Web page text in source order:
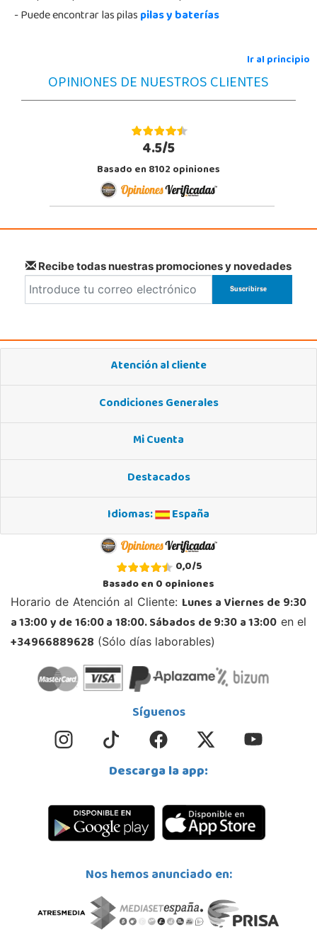
- Puede encontrar las pilaspilas y baterías
Ir al principio
OPINIONES DE NUESTROS CLIENTES
4.5/5
Basado en 8102 opiniones
Recibe todas nuestras promociones y novedades
Atención al cliente
Condiciones Generales
Mi Cuenta
Destacados
Idiomas:
España
0,0/5
Basado en0opiniones
Horario de Atención al Cliente: Lunes a Viernes de 9:30
a 13:00 y de 16:00 a 18:00. Sábados de 9:30 a 13:00 en el
+34966889628 (Sólo días laborables)
Síguenos
Descarga la app:
Nos hemos anunciado en: